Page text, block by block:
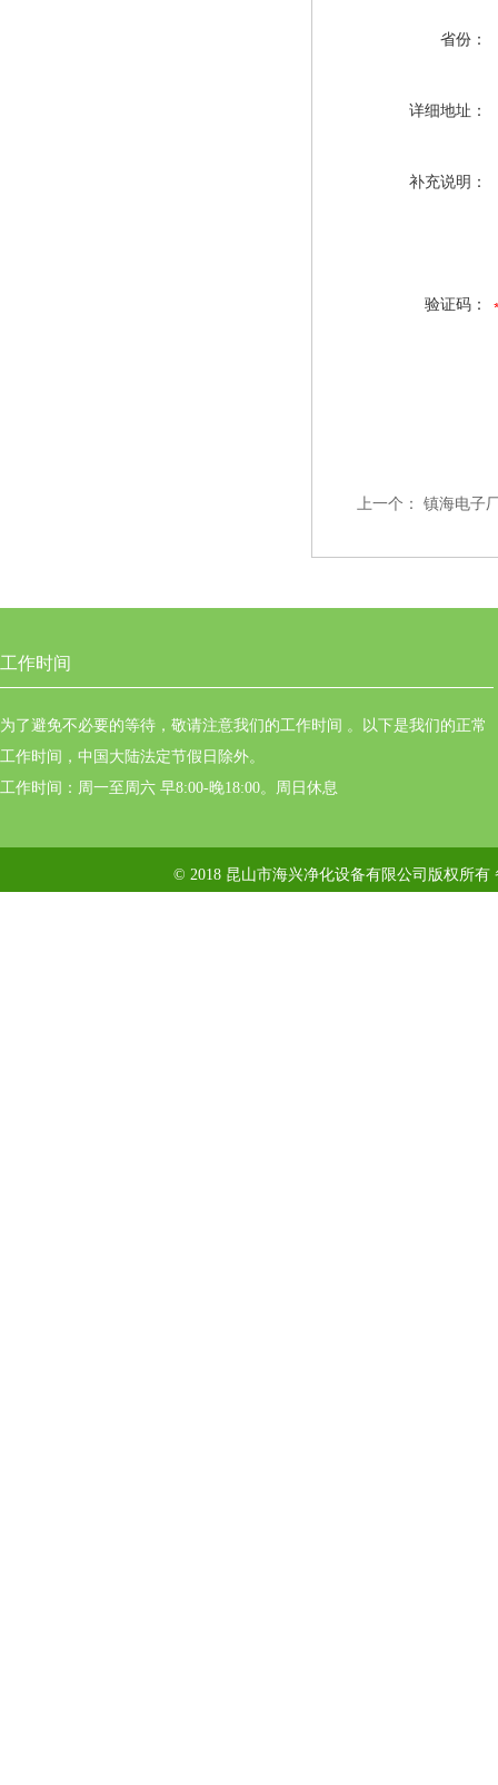
省份：
详细地址：
补充说明：
验证码：
上一个： 镇海电子
工作时间
为了避免不必要的等待，敬请注意我们的工作时间 。以下是我们的正常
工作时间，中国大陆法定节假日除外。
工作时间：周一至周六 早8:00-晚18:00。周日休息
© 2018 昆山市海兴净化设备有限公司版权所有